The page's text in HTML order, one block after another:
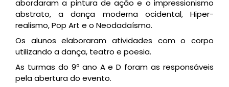
abordaram a pintura de ação e o impressionismo
abstrato, a dança moderna ocidental, Hiper-
realismo, Pop Art e o Neodadaísmo.
Os alunos elaboraram atividades com o corpo
utilizando a dança, teatro e poesia.
As turmas do 9º ano A e D foram as responsáveis
pela abertura do evento.